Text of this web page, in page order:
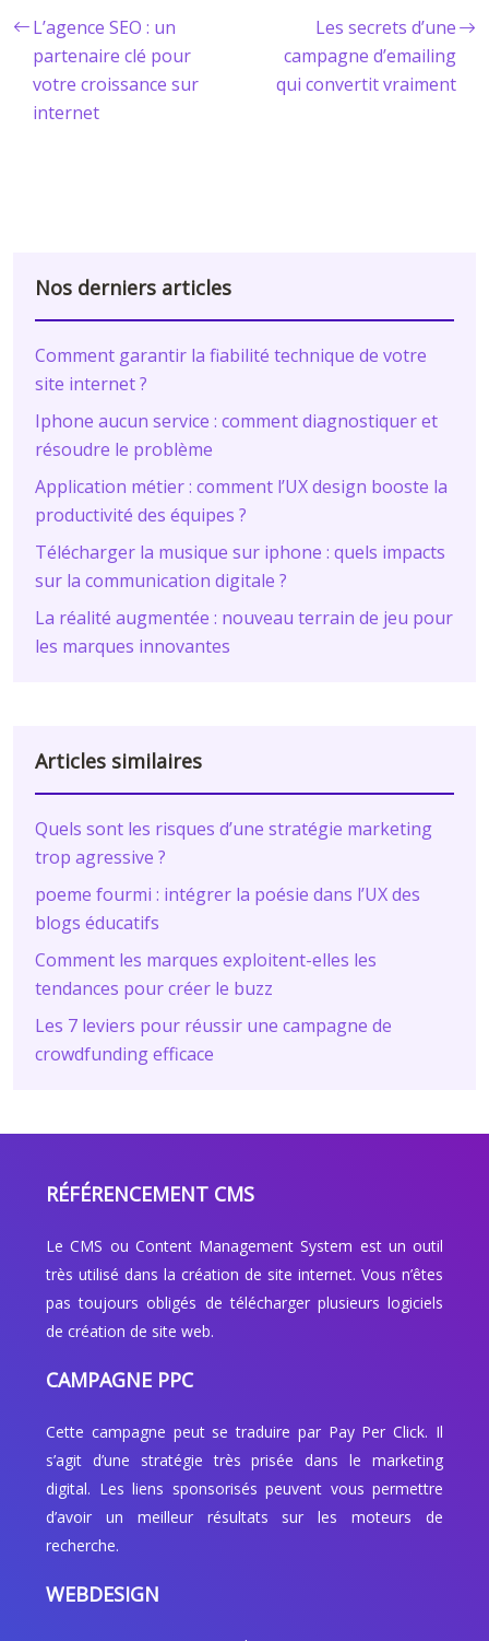
L’agence SEO : un
partenaire clé pour
votre croissance sur
internet
Les secrets d’une
campagne d’emailing
qui convertit vraiment
Nos derniers articles
Comment garantir la fiabilité technique de votre
site internet ?
Iphone aucun service : comment diagnostiquer et
résoudre le problème
Application métier : comment l’UX design booste la
productivité des équipes ?
Télécharger la musique sur iphone : quels impacts
sur la communication digitale ?
La réalité augmentée : nouveau terrain de jeu pour
les marques innovantes
Articles similaires
Quels sont les risques d’une stratégie marketing
trop agressive ?
poeme fourmi : intégrer la poésie dans l’UX des
blogs éducatifs
Comment les marques exploitent-elles les
tendances pour créer le buzz
Les 7 leviers pour réussir une campagne de
crowdfunding efficace
RÉFÉRENCEMENT CMS
Le CMS ou Content Management System est un outil
très utilisé dans la création de site internet. Vous n’êtes
pas toujours obligés de télécharger plusieurs logiciels
de création de site web.
CAMPAGNE PPC
Cette campagne peut se traduire par Pay Per Click. Il
s’agit d’une stratégie très prisée dans le marketing
digital. Les liens sponsorisés peuvent vous permettre
d’avoir un meilleur résultats sur les moteurs de
recherche.
WEBDESIGN